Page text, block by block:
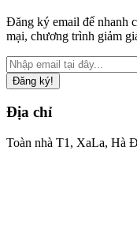
Đăng ký email để nhanh
mại, chương trình giảm
Đăng ký!
Địa chỉ
Toàn nhà T1, XaLa, Hà